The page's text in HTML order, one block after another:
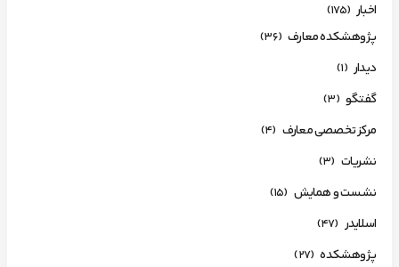
اخبار (175)
پژوهشکده معارف (36)
دیدار (1)
گفتگو (3)
مرکز تخصصی معارف (4)
نشریات (3)
نشست و همایش (15)
اسلایدر (47)
پژوهشکده (27)